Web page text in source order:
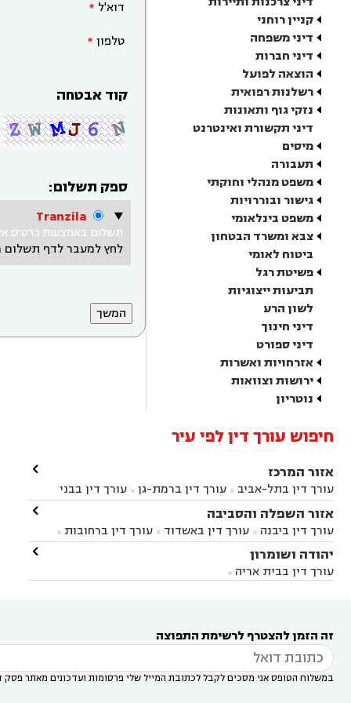
קניין רוחני
דיני משפחה
דיני חברות
הוצאה לפועל
רשלנות רפואית
נזקי גוף ותאונות
דיני תקשורת ואינטרנט
מיסים
תעבורה
משפט מנהלי וחוקתי
גישור ובוררויות
משפט בינלאומי
צבא ומשרד הבטחון
ביטוח לאומי
פשיטת רגל
תביעות ייצוגיות
לשון הרע
דיני חינוך
דיני ספורט
אזרחויות ואשרות
ירושות וצוואות
נוטריון
דוא'ל
טלפון
קוד אבטחה
ספק תשלום:
Tranzila
תשלום באמצעות כרטיס
לחץ למעבר לדף תשלום
חיפוש עורך דין לפי עיר
אזור המרכז
עורך דין בתל-אביב  עורך דין ברמת-גן 
עורך דין בבני
ברק עורך דין בפתח תקווה עורך דין בראשון לציון
עורך דין ברחובות עורך דין בנס ציונה
במודיעין
עורך דין בהרצליה עורך דין בחולון
עורך
דין בקרית אונו
אונו
עורך דין בבת ים
דין בשוהם 

אזור השפלה והסביבה
עורך דין ביבנה  עורך דין באשדוד  עורך דין ברחובות 
עורך דין בראשון לציון עורך דין במודיעין
עורך דין
בבאר יעקב
עורך דין בגדרה

יהודה ושומרון
עורך דין בבית אריה 

זה הזמן להצטרף לרשימת התפוצה
במשלוח הטופס אני מסכים לקבל לכתובת המייל שלי פרסומות ועדכונים מאתר פסק